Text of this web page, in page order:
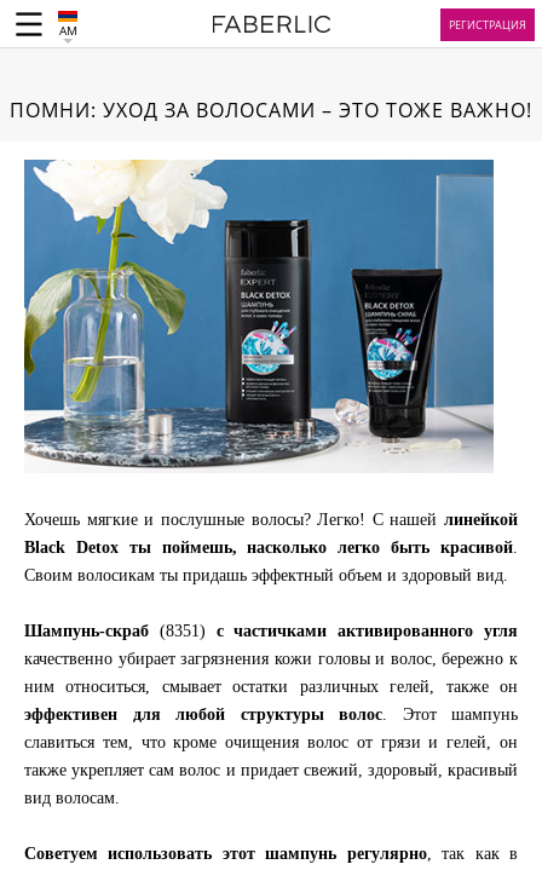
AM РЕГИСТРАЦИЯ
ПОМНИ: УХОД ЗА ВОЛОСАМИ – ЭТО ТОЖЕ ВАЖНО!
Хочешь мягкие и послушные волосы? Легко! С нашей линейкой
Black Detox ты поймешь, насколько легко быть красивой
Своим волосикам ты придашь эффектный объем и здоровый вид.
Шампунь-скраб (8351) с частичками активированного угля
качественно убирает загрязнения кожи головы и волос, бережно к
ним относиться, смывает остатки различных гелей, также он
эффективен для любой структуры волос . Этот шампунь
славиться тем, что кроме очищения волос от грязи и гелей, он
также укрепляет сам волос и придает свежий, здоровый, красивый
вид волосам.
Советуем использовать этот шампунь регулярно, так как в